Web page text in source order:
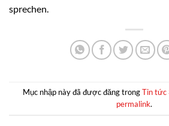
sprechen.
Mục nhập này đã được đăng trongTin tức
permalink.